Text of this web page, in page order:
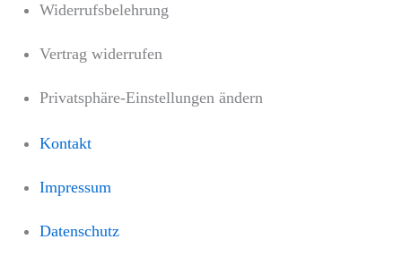
Widerrufsbelehrung
Vertrag widerrufen
Privatsphäre-Einstellungen ändern
Kontakt
Impressum
Datenschutz